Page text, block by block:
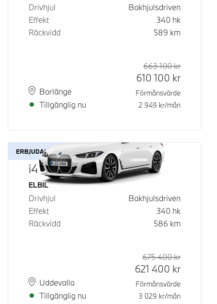
Drivhjul
Bakhjulsdriven
Effekt
340 hk
Räckvidd
589 km
PlatsBorlänge
Leveranstid
Tillgänglig nu
Rek. ord
663 100kr
610 100 kr
Förmånsvärde
2 949 kr/mån
ERBJUDANDE
i4 eDrive40
Bränsle
ELBIL
Drivhjul
Bakhjulsdriven
Effekt
340 hk
Räckvidd
586 km
PlatsUddevalla
Leveranstid
Tillgänglig nu
Rek. ord
675 400kr
621 400 kr
Förmånsvärde
3 029 kr/mån